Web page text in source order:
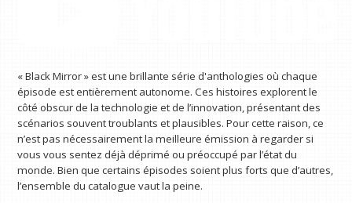
« Black Mirror » est une brillante série d'anthologies où chaque
épisode est entièrement autonome. Ces histoires explorent le
côté obscur de la technologie et de l’innovation, présentant des
scénarios souvent troublants et plausibles. Pour cette raison, ce
n’est pas nécessairement la meilleure émission à regarder si
vous vous sentez déjà déprimé ou préoccupé par l’état du
monde. Bien que certains épisodes soient plus forts que d’autres,
l’ensemble du catalogue vaut la peine.